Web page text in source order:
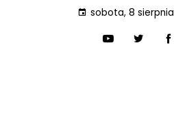
sobota, 8 sierpnia